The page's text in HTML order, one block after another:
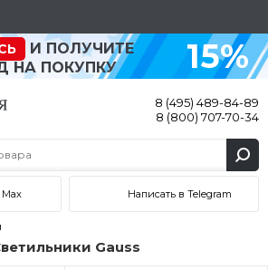
И ПОЛУЧИТЕ
НА ПОКУПКУ
15%
8 (495) 489-84-89
8 (800) 707-70-34
Написать в Telegram
Gauss